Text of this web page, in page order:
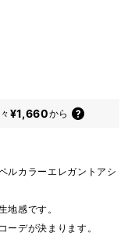
¥1,660から
ルカラーエレガントアシ
地感です。
ーデが決まります。